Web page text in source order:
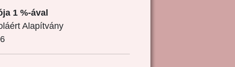
1 %-ával
Alapítvány